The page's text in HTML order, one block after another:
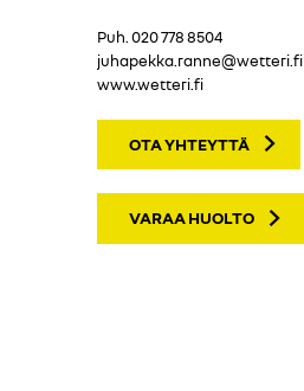
Puh.020 778 8504
juhapekka.ranne@wetteri.fi
www.wetteri.fi
OTA YHTEYTTÄ
VARAA HUOLTO